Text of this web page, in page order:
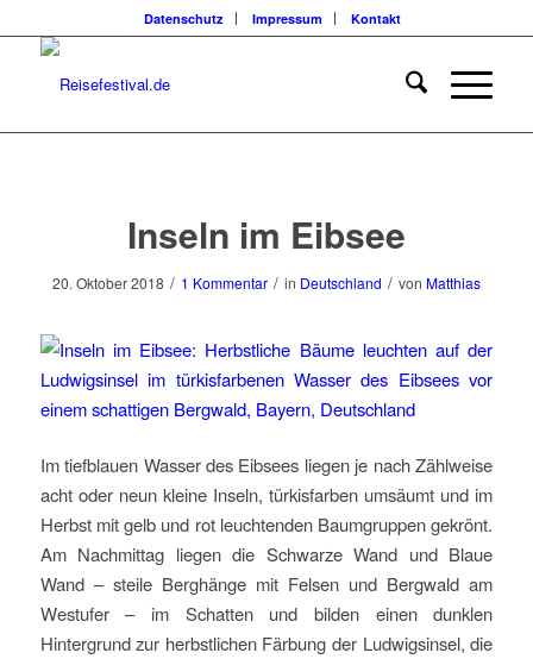
Datenschutz Impressum Kontakt
Inseln im Eibsee
20. Oktober 2018 / 1 Kommentar / in Deutschland / von Matthias
Im tiefblauen Wasser des Eibsees liegen je nach Zählweise
acht oder neun kleine Inseln, türkisfarben umsäumt und im
Herbst mit gelb und rot leuchtenden Baumgruppen gekrönt.
Am Nachmittag liegen die Schwarze Wand und Blaue
Wand – steile Berghänge mit Felsen und Bergwald am
Westufer – im Schatten und bilden einen dunklen
Hintergrund zur herbstlichen Färbung der Ludwigsinsel, die